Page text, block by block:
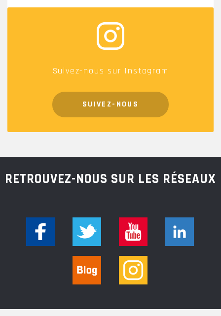
Suivez-nous sur Instagram
SUIVEZ-NOUS
RETROUVEZ-NOUS SUR LES RÉSEAUX